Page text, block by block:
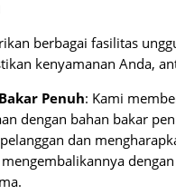
berbagai fasilitas
kenyamanan Anda,
Penuh: Kami
dengan bahan bakar
dan